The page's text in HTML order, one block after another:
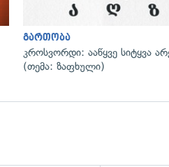
გართობა
კროსვორდი: ააწყვე სიტყვა
(თემა: ზაფხული)